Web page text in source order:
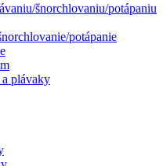
šnorchlovaniu/potápaniu
potápanie
a plávaky